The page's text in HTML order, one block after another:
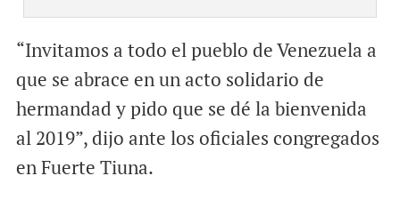
“Invitamos a todo el pueblo de Venezuela a
que se abrace en un acto solidario de
hermandad y pido que se dé la bienvenida
al 2019”, dijo ante los oficiales congregados
en Fuerte Tiuna.